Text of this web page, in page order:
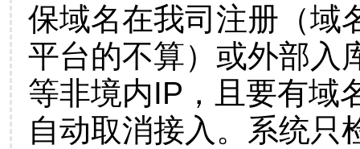
保域名在我司注册（域
平台的不算）或外部入
等非境内IP，且要有域
自动取消接入。系统只